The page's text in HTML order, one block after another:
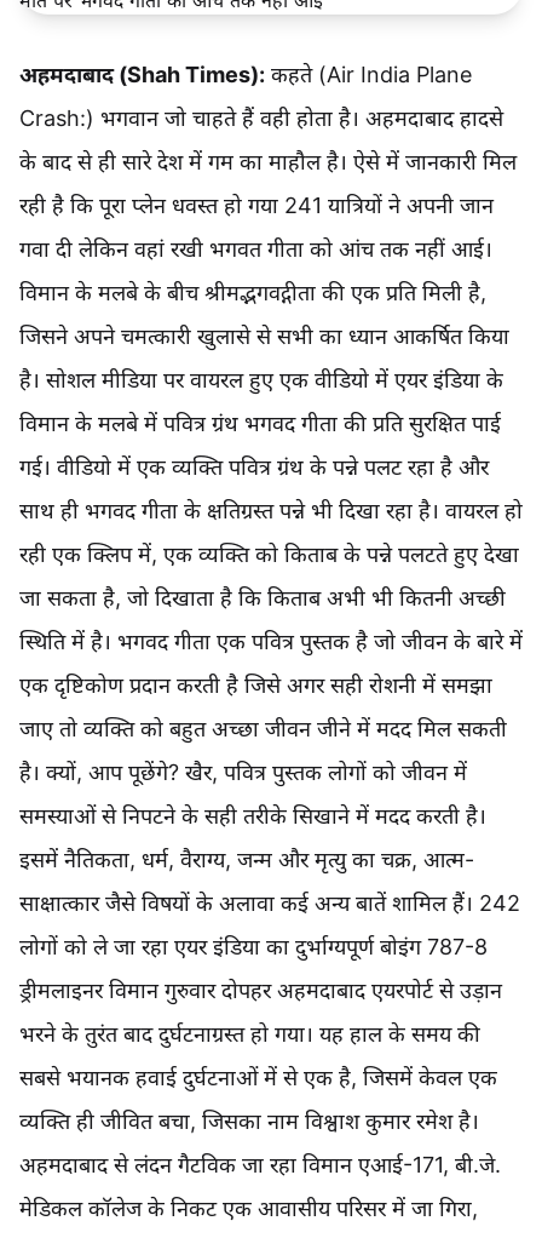
अहमदाबाद (Shah Times): कहते (Air India Plane
Crash:) भगवान जो चाहते हैं वही होता है। अहमदाबाद हादसे
के बाद से ही सारे देश में गम का माहौल है। ऐसे में जानकारी मिल
रही है कि पूरा प्लेन धवस्त हो गया 241 यात्रियों ने अपनी जान
गवा दी लेकिन वहां रखी भगवत गीता को आंच तक नहीं आई।
विमान के मलबे के बीच श्रीमद्भगवद्गीता की एक प्रति मिली है,
जिसने अपने चमत्कारी खुलासे से सभी का ध्यान आकर्षित किया
है। सोशल मीडिया पर वायरल हुए एक वीडियो में एयर इंडिया के
विमान के मलबे में पवित्र ग्रंथ भगवद गीता की प्रति सुरक्षित पाई
गई। वीडियो में एक व्यक्ति पवित्र ग्रंथ के पन्ने पलट रहा है और
साथ ही भगवद गीता के क्षतिग्रस्त पन्ने भी दिखा रहा है। वायरल हो
रही एक क्लिप में, एक व्यक्ति को किताब के पन्ने पलटते हुए देखा
जा सकता है, जो दिखाता है कि किताब अभी भी कितनी अच्छी
स्थिति में है। भगवद गीता एक पवित्र पुस्तक है जो जीवन के बारे में
एक दृष्टिकोण प्रदान करती है जिसे अगर सही रोशनी में समझा
जाए तो व्यक्ति को बहुत अच्छा जीवन जीने में मदद मिल सकती
है। क्यों, आप पूछेंगे? खैर, पवित्र पुस्तक लोगों को जीवन में
समस्याओं से निपटने के सही तरीके सिखाने में मदद करती है।
इसमें नैतिकता, धर्म, वैराग्य, जन्म और मृत्यु का चक्र, आत्म-
साक्षात्कार जैसे विषयों के अलावा कई अन्य बातें शामिल हैं। 242
लोगों को ले जा रहा एयर इंडिया का दुर्भाग्यपूर्ण बोइंग 787-8
ड्रीमलाइनर विमान गुरुवार दोपहर अहमदाबाद एयरपोर्ट से उड़ान
भरने के तुरंत बाद दुर्घटनाग्रस्त हो गया। यह हाल के समय की
सबसे भयानक हवाई दुर्घटनाओं में से एक है, जिसमें केवल एक
व्यक्ति ही जीवित बचा, जिसका नाम विश्वाश कुमार रमेश है।
अहमदाबाद से लंदन गैटविक जा रहा विमान एआई-171, बी.जे.
मेडिकल कॉलेज के निकट एक आवासीय परिसर में जा गिरा,